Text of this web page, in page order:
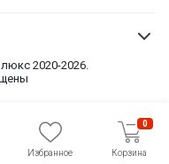
Избранное
0
Корзина
2020-2026.